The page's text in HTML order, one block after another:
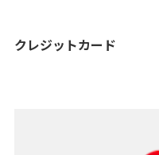
クレジットカード